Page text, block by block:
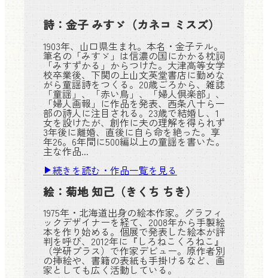
詩： 金子 みすゞ（カネコ ミスズ）
1903年、山口県生まれ。本名・金子テル。
筆名の「みすゞ」は信濃の国にかかる枕詞
「みすずかる」からつけた。大津高等女学
校卒業後、下関の上山文英堂書店に勤めな
がら童謡詩をつくる。20歳ごろから、雑誌
「童謡」、「赤い鳥」、「婦人倶楽部」、
「婦人画報」に作品を発表、西条八十ら一
部の詩人に注目される。23歳で結婚し、1
女を設けたが、創作に夫の理解を得られず
3年後に離婚、直後に自ら命を絶った。享
年26。6年間に500編以上の童謡を書いた。
主な作品...
続きを読む・作品一覧を見る
絵： 菊地 知己 （きくち ちき）
1975年・北海道出身の絵本作家。グラフィ
ックデザイナーを経て、2008年から手製絵
本を作り始める。個展で発表した絵本が評
判を呼び、2012年に『しろねこくろねこ』
（学研プラス）で作家デビュー。原作者別
の挿絵や、書籍の表紙も手掛けるなど、画
家としても広く活動している。